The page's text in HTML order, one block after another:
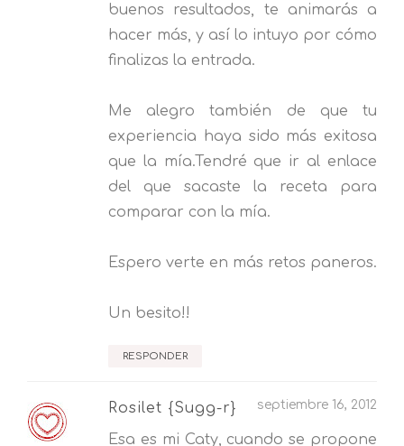
buenos resultados, te animarás a
hacer más, y así lo intuyo por cómo
finalizas la entrada.
Me alegro también de que tu
experiencia haya sido más exitosa
que la mía.Tendré que ir al enlace
del que sacaste la receta para
comparar con la mía.
Espero verte en más retos paneros.
Un besito!!
RESPONDER
Rosilet {Sugg-r} septiembre 16, 2012
Esa es mi Caty, cuando se propone